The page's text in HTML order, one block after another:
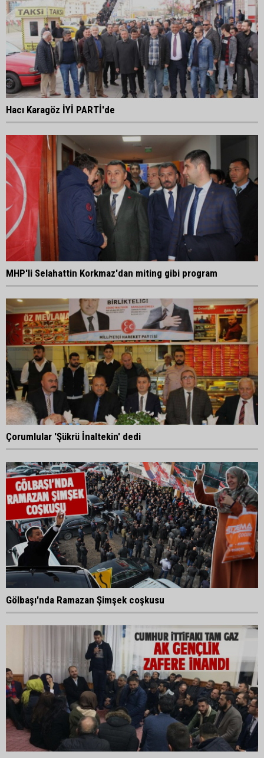
Hacı Karagöz İYİ PARTİ'de
MHP'li Selahattin Korkmaz'dan miting gibi program
Çorumlular 'Şükrü İnaltekin' dedi
Gölbaşı'nda Ramazan Şimşek coşkusu